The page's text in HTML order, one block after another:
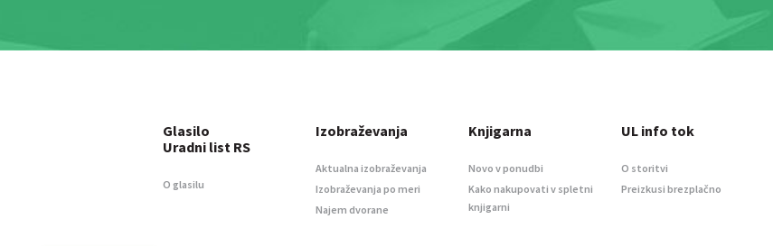
Glasilo
Uradni list RS
O glasilu
Izobraževanja
Aktualna izobraževanja
Izobraževanja po meri
Najem dvorane
Knjigarna
Novo v ponudbi
Kako nakupovati v spletni
knjigarni
UL info tok
O storitvi
Preizkusi brezplačno